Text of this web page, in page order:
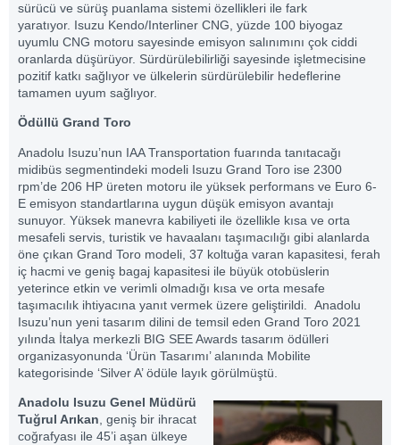
sürücü ve sürüş puanlama sistemi özellikleri ile fark
yaratıyor. Isuzu Kendo/Interliner CNG, yüzde 100 biyogaz
uyumlu CNG motoru sayesinde emisyon salınımını çok ciddi
oranlarda düşürüyor. Sürdürülebilirliği sayesinde işletmecisine
pozitif katkı sağlıyor ve ülkelerin sürdürülebilir hedeflerine
tamamen uyum sağlıyor.
Ödüllü Grand Toro
Anadolu Isuzu’nun IAA Transportation fuarında tanıtacağı
midibüs segmentindeki modeli Isuzu Grand Toro ise 2300
rpm’de 206 HP üreten motoru ile yüksek performans ve Euro 6-
E emisyon standartlarına uygun düşük emisyon avantajı
sunuyor. Yüksek manevra kabiliyeti ile özellikle kısa ve orta
mesafeli servis, turistik ve havaalanı taşımacılığı gibi alanlarda
öne çıkan Grand Toro modeli, 37 koltuğa varan kapasitesi, ferah
iç hacmi ve geniş bagaj kapasitesi ile büyük otobüslerin
yeterince etkin ve verimli olmadığı kısa ve orta mesafe
taşımacılık ihtiyacına yanıt vermek üzere geliştirildi. Anadolu
Isuzu’nun yeni tasarım dilini de temsil eden Grand Toro 2021
yılında İtalya merkezli BIG SEE Awards tasarım ödülleri
organizasyonunda ‘Ürün Tasarımı’ alanında Mobilite
kategorisinde ‘Silver A’ ödüle layık görülmüştü.
Anadolu Isuzu Genel Müdürü
Tuğrul Arıkan , geniş bir ihracat
coğrafyası ile 45’i aşan ülkeye